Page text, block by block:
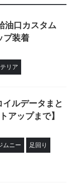
油口カスタム
プ装着
リア
ルデータまと
アップまで】
ムニー 足回り